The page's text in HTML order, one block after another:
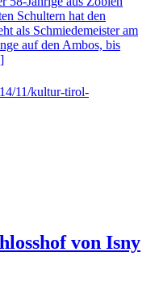
Schultern hat den
als Schmiedemeister am
auf den Ambos, bis
11/kultur-tirol-
von Isny